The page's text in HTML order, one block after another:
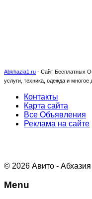
Abkhazia1.ru - Сайт Бесплатных
услуги, техника, одежда и многое
Контакты
Карта сайта
Все Объявления
Реклама на сайте
© 2026 Авито - Абхазия
Menu